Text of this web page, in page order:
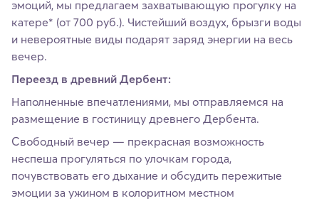
эмоций, мы предлагаем захватывающую прогулку на
катере* (от 700 руб.). Чистейший воздух, брызги воды
и невероятные виды подарят заряд энергии на весь
вечер.
Переезд в древний Дербент:
Наполненные впечатлениями, мы отправляемся на
размещение в гостиницу древнего Дербента.
Свободный вечер — прекрасная возможность
неспеша прогуляться по улочкам города,
почувствовать его дыхание и обсудить пережитые
эмоции за ужином в колоритном местном